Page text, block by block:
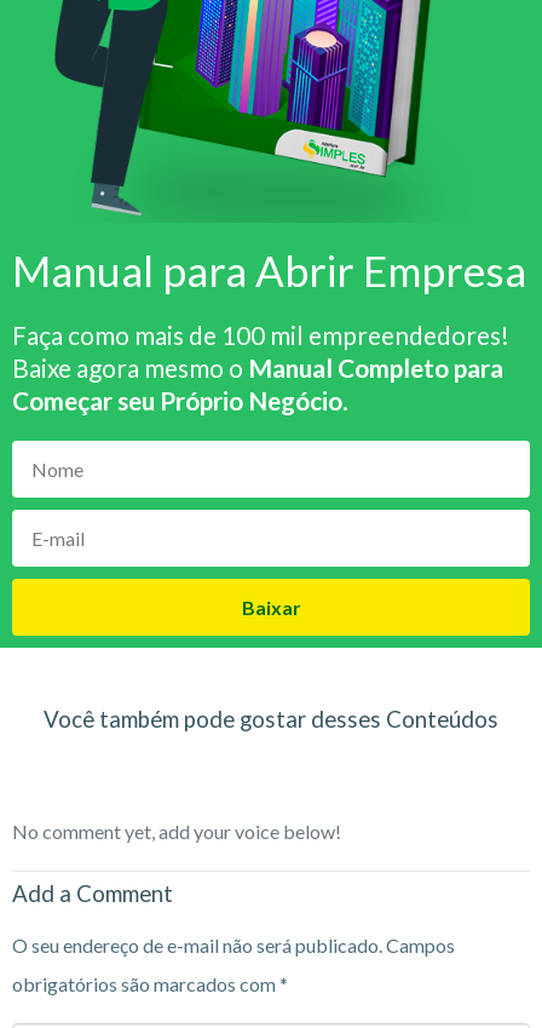
Manual para Abrir Empresa
Faça como mais de 100 mil empreendedores!
Baixe agora mesmo o Manual Completo para
Começar seu Próprio Negócio.
Baixar
Você também pode gostar desses Conteúdos
No comment yet, add your voice below!
Add a Comment
O seu endereço de e-mail não será publicado.Campos
obrigatórios são marcados com*